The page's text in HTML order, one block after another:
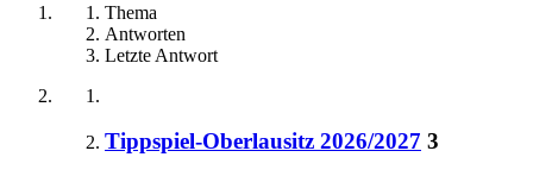
Thema
Antworten
Letzte Antwort
Tippspiel-Oberlausitz 2026/2027 3